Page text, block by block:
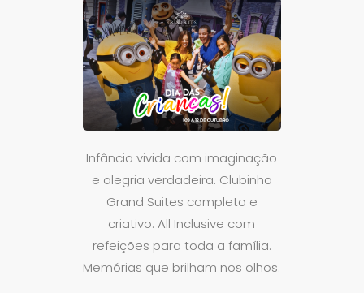
Infância vivida com imaginação
e alegria verdadeira. Clubinho
Grand Suites completo e
criativo. All Inclusive com
refeições para toda a família.
Memórias que brilham nos olhos.